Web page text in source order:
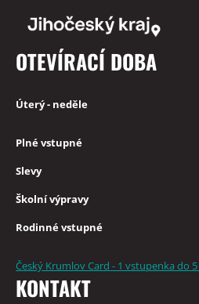
OTEVÍRACÍ DOBA
Úterý - neděle
Plné vstupné
Slevy
Školní výpravy
Rodinné vstupné
Český Krumlov Card - 1 vstupenka do
KONTAKT